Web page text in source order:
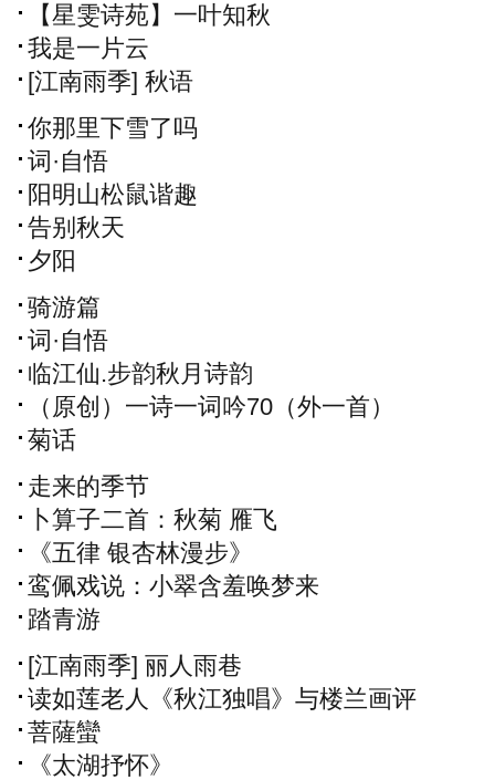
【星雯诗苑】一叶知秋
我是一片云
[江南雨季] 秋语
你那里下雪了吗
词·自悟
阳明山松鼠谐趣
告别秋天
夕阳
骑游篇
词·自悟
临江仙.步韵秋月诗韵
（原创）一诗一词吟70（外一首）
菊话
走来的季节
卜算子二首：秋菊 雁飞
《五律 银杏林漫步》
鸾佩戏说：小翠含羞唤梦来
踏青游
[江南雨季] 丽人雨巷
读如莲老人《秋江独唱》与楼兰画评
菩薩蠻
《太湖抒怀》